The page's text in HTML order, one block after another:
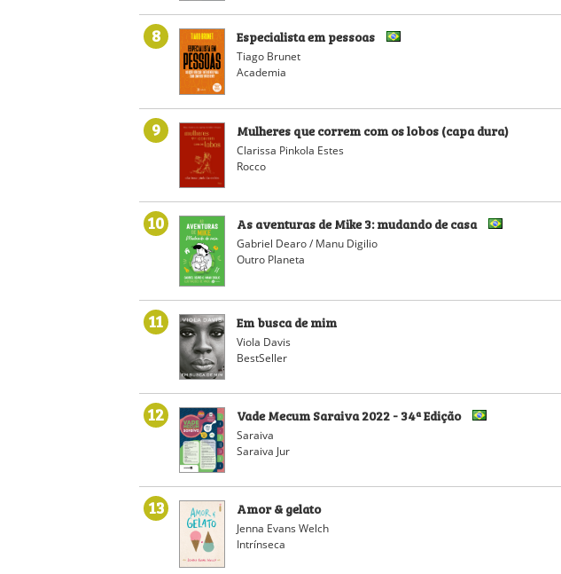
8 Especialista em pessoas
Tiago Brunet
Academia
9 Mulheres que correm com os lobos (capa dura)
Clarissa Pinkola Estes
Rocco
10 As aventuras de Mike 3: mudando de casa
Gabriel Dearo / Manu Digilio
Outro Planeta
11 Em busca de mim
Viola Davis
BestSeller
12 Vade Mecum Saraiva 2022 - 34ª Edição
Saraiva
Saraiva Jur
13 Amor & gelato
Jenna Evans Welch
Intrínseca